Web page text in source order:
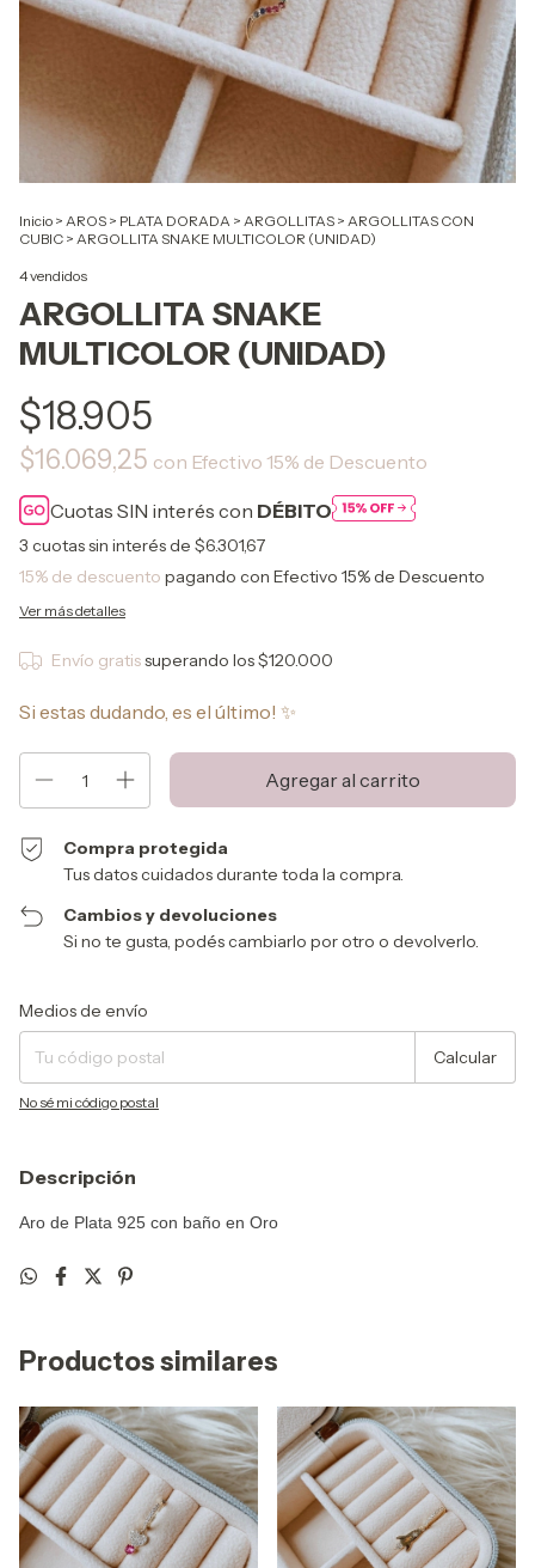
Inicio > AROS > PLATA DORADA > ARGOLLITAS > ARGOLLITAS CON
CUBIC > ARGOLLITA SNAKE MULTICOLOR (UNIDAD)
4 vendidos
ARGOLLITA SNAKE
MULTICOLOR (UNIDAD)
$18.905
$16.069,25 con Efectivo 15% de Descuento
Cuotas SIN interés con DÉBITO
3 cuotas sin interés de $6.301,67
15% de descuento pagando con Efectivo 15% de Descuento
Ver más detalles
Envío gratissuperando los$120.000
Si estas dudando, es el último! ✨
Compra protegida
Tus datos cuidados durante toda la compra.
Cambios y devoluciones
Si no te gusta, podés cambiarlo por otro o devolverlo.
Entregas para el CP:
Medios de envío
Calcular
No sé mi código postal
Descripción
Aro de Plata 925 con baño en Oro
Productos similares